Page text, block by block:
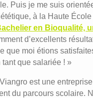
Puis je me suis
à la Haute
en Bioqualité,
d’excellents
que moi étions
tant que salariée ! »
est une
du parcours scolaire.